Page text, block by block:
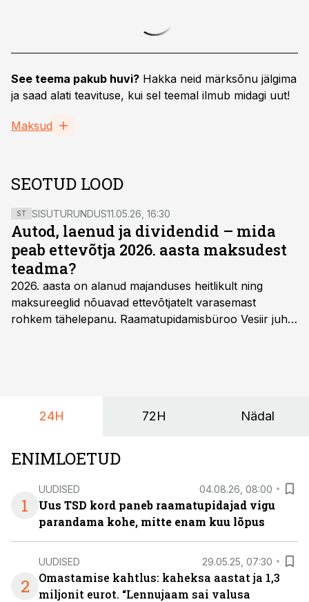
See teema pakub huvi? Hakka neid märksõnu jälgima
ja saad alati teavituse, kui sel teemal ilmub midagi uut!
Maksud
SEOTUD LOOD
ST SISUTURUNDUS11.05.26, 16:30
Autod, laenud ja dividendid – mida
peab ettevõtja 2026. aasta maksudest
teadma?
2026. aasta on alanud majanduses heitlikult ning
maksureeglid nõuavad ettevõtjatelt varasemast
rohkem tähelepanu. Raamatupidamisbüroo Vesiir juht
24H 72H Nädal
ENIMLOETUD
1
UUDISED 04.08.26, 08:00
Uus TSD kord paneb raamatupidajad vigu
parandama kohe, mitte enam kuu lõpus
2
UUDISED 29.05.25, 07:30
Omastamise kahtlus: kaheksa aastat ja 1,3
miljonit eurot. “Lennujaam sai valusa